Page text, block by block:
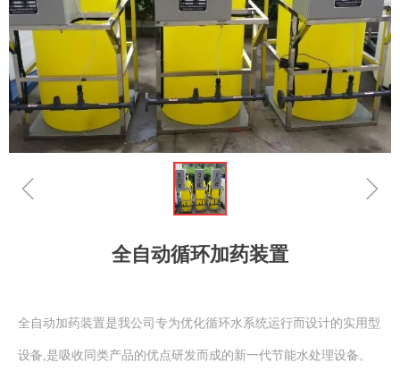
ꁆ ꁇ
全自动循环加药装置
全自动加药装置是我公司专为优化循环水系统运行而设计的实用型
设备,是吸收同类产品的优点研发而成的新一代节能水处理设备。